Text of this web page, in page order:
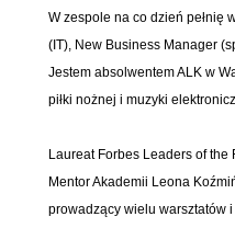
W zespole na co dzień pełnię
(IT), New Business Manager
Jestem absolwentem ALK w
piłki nożnej i muzyki
Laureat Forbes Leaders of the
Mentor Akademii Leona
prowadzący wielu warsztatów